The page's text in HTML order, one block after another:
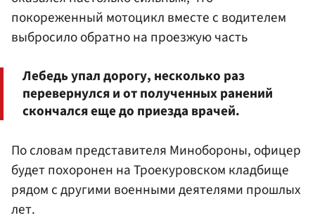
покореженный мотоцикл вместе с водителем
выбросило обратно на проезжую часть
Лебедь упал дорогу, несколько раз
перевернулся и от полученных ранений
скончался еще до приезда врачей.
По словам представителя Минобороны, офицер
будет похоронен на Троекуровском кладбище
рядом с другими военными деятелями прошлых
лет.